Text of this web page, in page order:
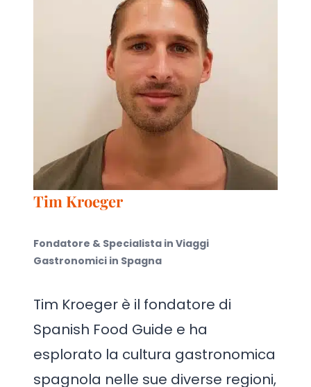
Tim Kroeger
Fondatore & Specialista in Viaggi
Gastronomici in Spagna
Tim Kroeger è il fondatore di
Spanish Food Guide e ha
esplorato la cultura gastronomica
spagnola nelle sue diverse regioni,